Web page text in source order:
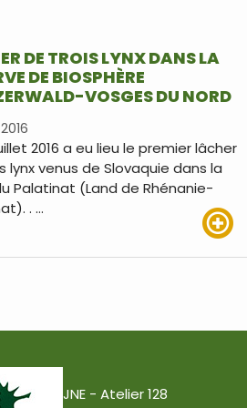
DE TROIS LYNX DANS LA
DE BIOSPHÈRE
VOSGES DU NORD
2016 a eu lieu le premier lâcher
lynx venus de Slovaquie dans la
Palatinat (Land de Rhénanie-
. …
JNE - Atelier 128